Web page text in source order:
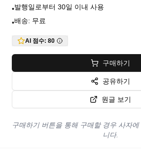
•발행일로부터 30일 이내 사용
•배송: 무료
AI 점수: 80
구매하기
공유하기
원글 보기
구매하기 버튼을 통해 구매할 경우 사자
니다.